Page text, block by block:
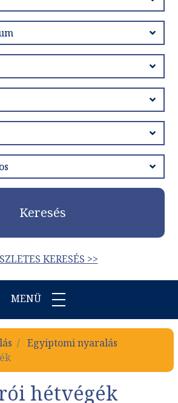
Keresés
KERESÉS >>
MENÜ
Egyiptomi nyaralás
hétvégék